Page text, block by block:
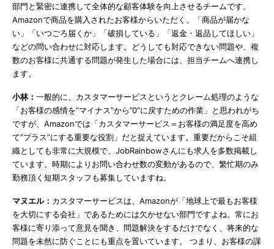
部門と緊密に連携して全体的な顧客体験を向上させるチームです。
Amazonで商品を購入されたお客様からいただく、「商品が届かな
い」「いつごろ届くか」「破損している」「返金・返品してほしい」
などの問い合わせに対応します。どうしても対応できない問題や、複
数のお客様に共通する問題が発生した場合には、担当チームへ連携し
ます。
小林： 一般的に、カスタマーサービスというとクレーム処理のような
「お客様の感情を”マイナス”から”0”に戻すための作業」と思われがち
ですが、Amazonでは「カスタマーサービス＝お客様の満足度を高め
て”プラス”にする重要な役割」だと捉えています。重要だからこそ組
織としても非常に大規模で、JobRainbowさんにも求人を多数掲載し
ています。時期によりお問い合わせ数の変動があるので、繁忙期のみ
勤務頂く短期スタッフも募集していますね。
マヌエル： カスタマーサービスは、Amazonが「地球上で最もお客様
を大切にする会社」であるためには欠かせない部門ですよね。常にお
客様に寄り添って意見を聞き、問題解決をするだけでなく、将来的な
問題を未然に防ぐことにも重点を置いています。 つまり、お客様の課